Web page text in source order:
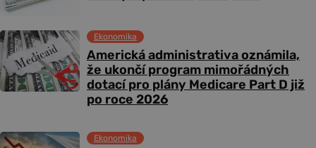
Americká administrativa oznámila,
že ukončí program mimořádných
dotací pro plány Medicare Part D již
po roce 2026
Ekonomika
Ekonomika